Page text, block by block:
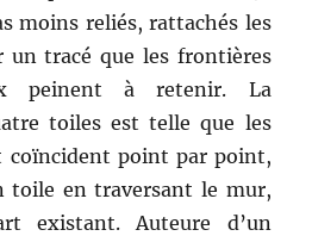
moins reliés, rattachés les
un tracé que les frontières
peinent à retenir. La
toiles est telle que les
coïncident point par point,
toile en traversant le mur,
existant. Auteure d’un